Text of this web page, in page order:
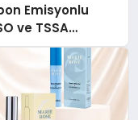
Emisyonlu
ve TSSA